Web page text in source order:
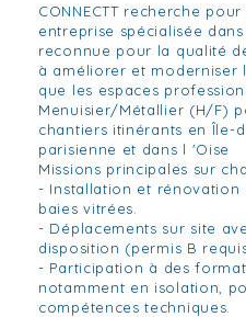
CONNECTT recherche
entreprise spécialisée
reconnue pour la qualité
à améliorer et moderniser
que les espaces
Menuisier/Métallier (H/F)
chantiers itinérants en Île-
parisienne et dans l 'Oise
Missions principales sur
- Installation et rénovation
baies vitrées.
- Déplacements sur site
disposition (permis B
- Participation à des
notamment en isolation,
compétences techniques.